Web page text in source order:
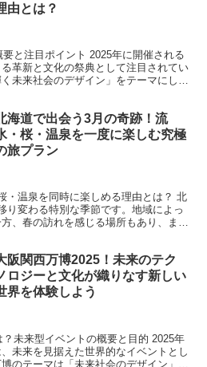
由とは？
と注目ポイント 2025年に開催される
革新と文化の祭典として注目されてい
未来社会のデザイン」をテーマにして
海道で出会う3月の奇跡！流
・桜・温泉を一度に楽しむ究極
旅プラン
・温泉を同時に楽しめる理由とは？ 北
り変わる特別な季節です。地域によっ
、春の訪れを感じる場所もあり、まる
阪関西万博2025！未来のテク
ロジーと文化が織りなす新しい
界を体験しよう
未来型イベントの概要と目的 2025年
未来を見据えた世界的なイベントとし
のテーマは「未来社会のデザイン」で